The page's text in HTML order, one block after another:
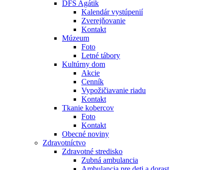
DFS Agátik
Kalendár vystúpenií
Zverejňovanie
Kontakt
Múzeum
Foto
Letné tábory
Kultúrny dom
Akcie
Cenník
Vypožičiavanie riadu
Kontakt
Tkanie kobercov
Foto
Kontakt
Obecné noviny
Zdravotníctvo
Zdravotné stredisko
Zubná ambulancia